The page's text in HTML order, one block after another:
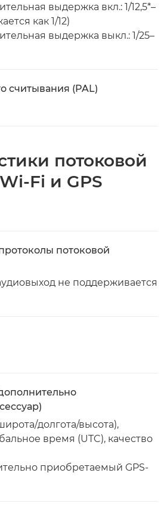
выдержка вкл.: 1/12,5*–
как 1/12)
выдержка выкл.: 1/25–
считывания (PAL)
потоковой
Fi и GPS
потоковой
не поддерживается
долгота/высота),
время (UTC), качество
приобретаемый GPS-